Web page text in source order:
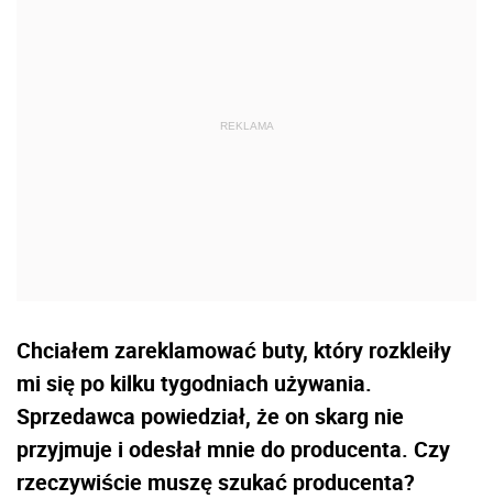
Chciałem zareklamować buty, który rozkleiły
mi się po kilku tygodniach używania.
Sprzedawca powiedział, że on skarg nie
przyjmuje i odesłał mnie do producenta. Czy
rzeczywiście muszę szukać producenta?